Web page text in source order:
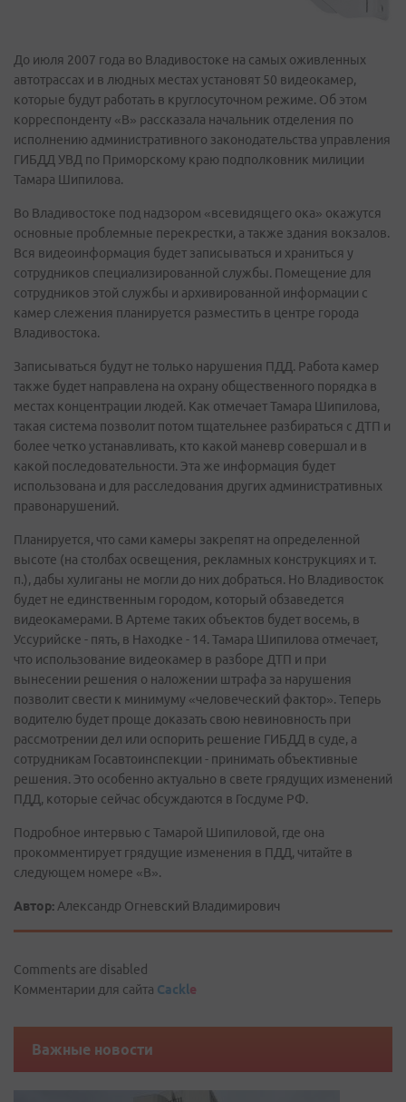
До июля 2007 года во Владивостоке на самых оживленных
автотрассах и в людных местах установят 50 видеокамер,
которые будут работать в круглосуточном режиме. Об этом
корреспонденту «В» рассказала начальник отделения по
исполнению административного законодательства управления
ГИБДД УВД по Приморскому краю подполковник милиции
Тамара Шипилова.
Во Владивостоке под надзором «всевидящего ока» окажутся
основные проблемные перекрестки, а также здания вокзалов.
Вся видеоинформация будет записываться и храниться у
сотрудников специализированной службы. Помещение для
сотрудников этой службы и архивированной информации с
камер слежения планируется разместить в центре города
Владивостока.
Записываться будут не только нарушения ПДД. Работа камер
также будет направлена на охрану общественного порядка в
местах концентрации людей. Как отмечает Тамара Шипилова,
такая система позволит потом тщательнее разбираться с ДТП и
более четко устанавливать, кто какой маневр совершал и в
какой последовательности. Эта же информация будет
использована и для расследования других административных
правонарушений.
Планируется, что сами камеры закрепят на определенной
высоте (на столбах освещения, рекламных конструкциях и т.
п.), дабы хулиганы не могли до них добраться. Но Владивосток
будет не единственным городом, который обзаведется
видеокамерами. В Артеме таких объектов будет восемь, в
Уссурийске - пять, в Находке - 14. Тамара Шипилова отмечает,
что использование видеокамер в разборе ДТП и при
вынесении решения о наложении штрафа за нарушения
позволит свести к минимуму «человеческий фактор». Теперь
водителю будет проще доказать свою невиновность при
рассмотрении дел или оспорить решение ГИБДД в суде, а
сотрудникам Госавтоинспекции - принимать объективные
решения. Это особенно актуально в свете грядущих изменений
ПДД, которые сейчас обсуждаются в Госдуме РФ.
Подробное интервью с Тамарой Шипиловой, где она
прокомментирует грядущие изменения в ПДД, читайте в
следующем номере «В».
Автор: Александр Огневский Владимирович
Comments are disabled
Комментарии для сайта Cackle
Важные новости